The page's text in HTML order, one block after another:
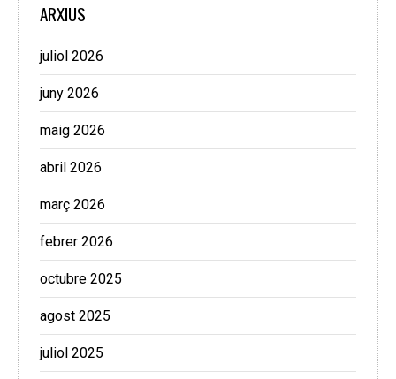
ARXIUS
juliol 2026
juny 2026
maig 2026
abril 2026
març 2026
febrer 2026
octubre 2025
agost 2025
juliol 2025